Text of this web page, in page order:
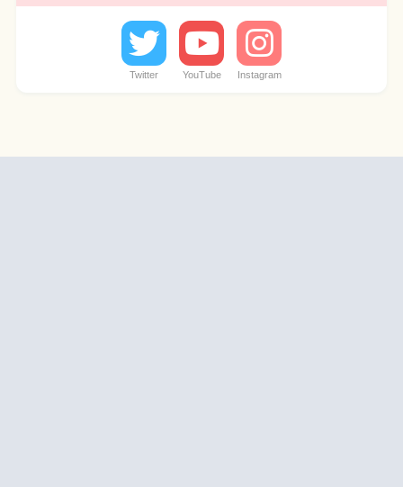
Twitter YouTube Instagram